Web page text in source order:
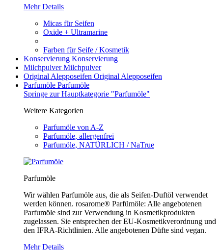
Mehr Details
Micas für Seifen
Oxide + Ultramarine
Farben für Seife / Kosmetik
Konservierung Konservierung
MilchpulverMilchpulver
Original Alepposeifen Original Alepposeifen
Parfumöle Parfumöle
Springe zur Hauptkategorie "Parfumöle"
Weitere Kategorien
Parfumöle von A-Z
Parfumöle, allergenfrei
Parfumöle, NATÜRLICH / NaTrue
Parfumöle
Wir wählen Parfumöle aus, die als Seifen-Duftöl verwendet
werden können. rosarome® Parfümöle: Alle angebotenen
Parfumöle sind zur Verwendung in Kosmetikprodukten
zugelassen. Sie entsprechen der EU-Kosmetikverordnung und
den IFRA-Richtlinien. Alle angebotenen Düfte sind vegan.
Mehr Details